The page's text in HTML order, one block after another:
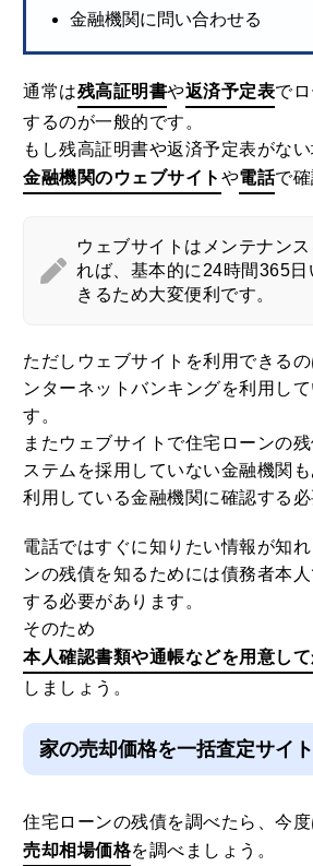
金融機関に問い合わせる
通常は残高証明書や返済予定表で
するのが一般的です。
もし残高証明書や返済予定表がない
金融機関のウェブサイト や電話で確
ウェブサイトはメンテナン
れば、基本的に24時間365
きるため大変便利です。
ただしウェブサイトを利用できる
ンターネットバンキングを利用し
す。
またウェブサイトで住宅ローンの
ステムを採用していない金融機関
利用している金融機関に確認する必
電話ではすぐに知りたい情報が知
ンの残債を知るためには債務者本
する必要があります。
そのため
本人確認書類や通帳などを用意し
しましょう。
家の売却価格を一括査定サイ
住宅ローンの残債を調べたら、今
売却相場価格を調べましょう。